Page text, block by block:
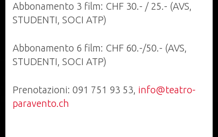
Abbonamento 3 film: CHF 30.- / 25.- (AVS,
STUDENTI, SOCI ATP)
Abbonamento 6 film: CHF 60.-/50.- (AVS,
STUDENTI, SOCI ATP)
Prenotazioni: 091 751 93 53, info@teatro-
paravento.ch